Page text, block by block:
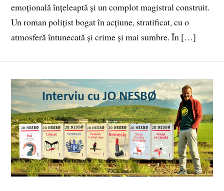
emoțională înțeleaptă și un complot magistral construit.
Un roman polițist bogat în acțiune, stratificat, cu o
atmosferă întunecată și crime și mai sumbre. În […]